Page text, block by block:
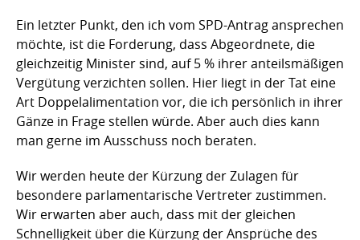
Ein letzter Punkt, den ich vom SPD-Antrag ansprechen
möchte, ist die Forderung, dass Abgeordnete, die
gleichzeitig Minister sind, auf 5 % ihrer anteilsmäßigen
Vergütung verzichten sollen. Hier liegt in der Tat eine
Art Doppelalimentation vor, die ich persönlich in ihrer
Gänze in Frage stellen würde. Aber auch dies kann
man gerne im Ausschuss noch beraten.
Wir werden heute der Kürzung der Zulagen für
besondere parlamentarische Vertreter zustimmen.
Wir erwarten aber auch, dass mit der gleichen
Schnelligkeit über die Kürzung der Ansprüche des